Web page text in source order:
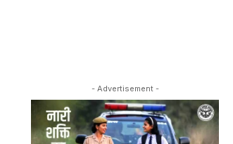
- Advertisement -